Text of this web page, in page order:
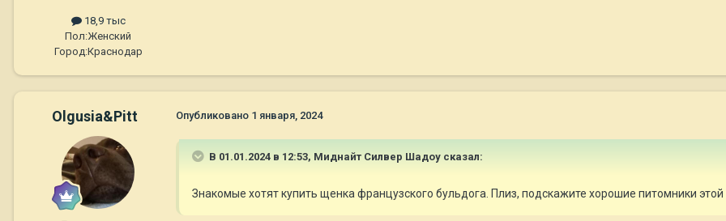
18,9 тыс
Пол:Женский
Город:Краснодар
Olgusia&Pitt Опубликовано 1 января, 2024
В 01.01.2024 в 12:53, Миднайт Силвер Шадоу сказал:
Знакомые хотят купить щенка французского бульдога. Плиз, подскажите хорошие питомники